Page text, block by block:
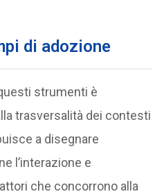
di adozione
strumenti è
trasversalità dei contesti
a disegnare
l’interazione e
che concorrono alla